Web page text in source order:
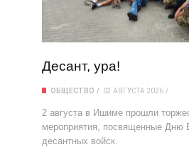
Десант, ура!
ОБЩЕСТВО 03 АВГУСТА 2026
2 августа в Ишиме прошли
мероприятия, посвященные Дню
десантных войск.